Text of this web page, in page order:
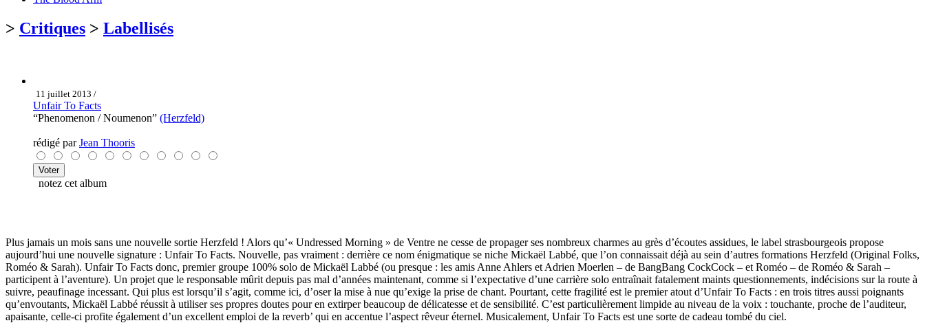
> Critiques > Labellisés
11 juillet 2013 /
Unfair To Facts
“Phenomenon / Noumenon” (Herzfeld)
rédigé parJean Thooris
notez cet album
Plus jamais un mois sans une nouvelle sortie Herzfeld ! Alors qu’« Undressed Morning » de Ventre ne cesse de propager ses nombreux charmes au grès d’écoutes assidues, le label strasbourgeois propose
aujourd’hui une nouvelle signature : Unfair To Facts. Nouvelle, pas vraiment : derrière ce nom énigmatique se niche Mickaël Labbé, que l’on connaissait déjà au sein d’autres formations Herzfeld (Original Folks,
Roméo & Sarah). Unfair To Facts donc, premier groupe 100% solo de Mickaël Labbé (ou presque : les amis Anne Ahlers et Adrien Moerlen – de BangBang CockCock – et Roméo – de Roméo & Sarah –
participent à l’aventure). Un projet que le responsable mûrit depuis pas mal d’années maintenant, comme si l’expectative d’une carrière solo entraînait fatalement maints questionnements, indécisions sur la route à
suivre, peaufinage incessant. Qui plus est lorsqu’il s’agit, comme ici, d’oser la mise à nue qu’exige la prise de chant. Pourtant, cette fragilité est le premier atout d’Unfair To Facts : en trois titres aussi poignants
qu’envoutants, Mickaël Labbé réussit à utiliser ses propres doutes pour en extirper beaucoup de délicatesse et de sensibilité. C’est particulièrement limpide au niveau de la voix : touchante, proche de l’auditeur,
apaisante, celle-ci profite également d’un excellent emploi de la reverb’ qui en accentue l’aspect rêveur éternel. Musicalement, Unfair To Facts est une sorte de cadeau tombé du ciel.